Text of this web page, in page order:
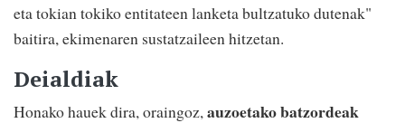
eta tokian tokiko entitateen lanketa bultzatuko dutenak"
baitira, ekimenaren sustatzaileen hitzetan.
Deialdiak
Honako hauek dira, oraingoz,auzoetako batzordeak